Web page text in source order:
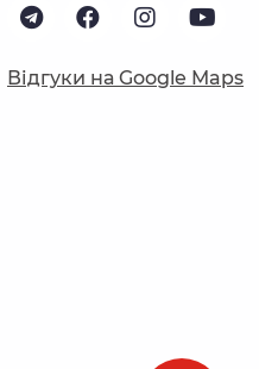
Відгуки на Google Maps